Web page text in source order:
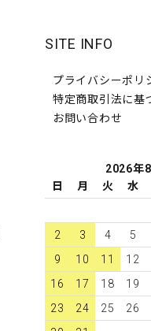
SITE INFO
プライバシーポリ
特定商取引法に基
お問い合わせ
2026年8
日
月 火 水
2
3 4 5
9
10 11 12
16
17 18 19
23
24 25 26